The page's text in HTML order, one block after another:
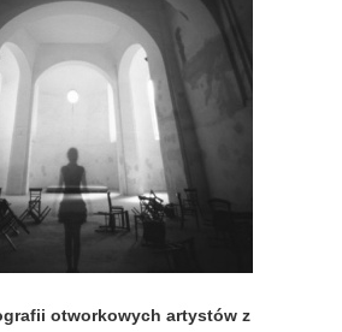
otworkowych artystów z